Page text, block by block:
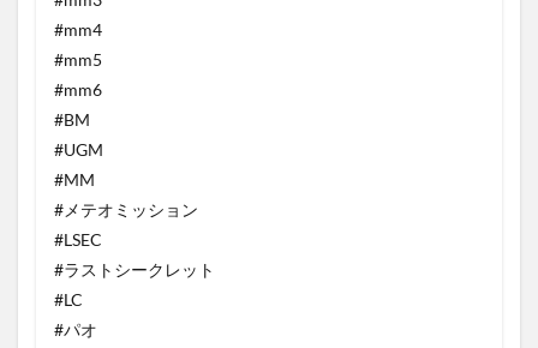
#mm4
#mm5
#mm6
#BM
#UGM
#MM
#メテオミッション
#LSEC
#ラストシークレット
#LC
#パオ